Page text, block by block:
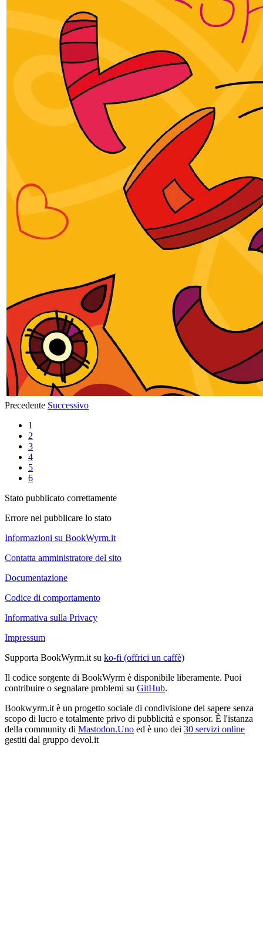
Precedente Successivo
1
2
3
4
5
6
Stato pubblicato correttamente
Errore nel pubblicare lo stato
Informazioni su BookWyrm.it
Contatta amministratore del sito
Documentazione
Codice di comportamento
Informativa sulla Privacy
Impressum
Supporta BookWyrm.it su ko-fi (offrici un caffè)
Il codice sorgente di BookWyrm è disponibile liberamente. Puoi
contribuire o segnalare problemi su GitHub.
Bookwyrm.it è un progetto sociale di condivisione del sapere senza
scopo di lucro e totalmente privo di pubblicità e sponsor. È l'istanza
della community di Mastodon.Uno ed è uno dei 30 servizi online
gestiti dal gruppo devol.it